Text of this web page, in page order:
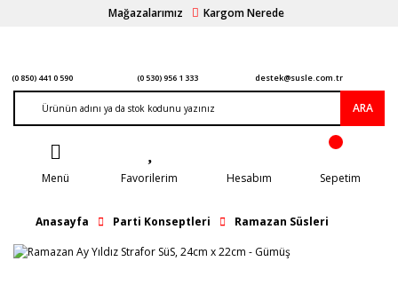
Mağazalarımız Kargom Nerede
(0 850) 441 0 590 (0 530) 956 1 333 destek@susle.com.tr
ARA
Menü Favorilerim Hesabım Sepetim
Anasayfa Parti Konseptleri Ramazan Süsleri